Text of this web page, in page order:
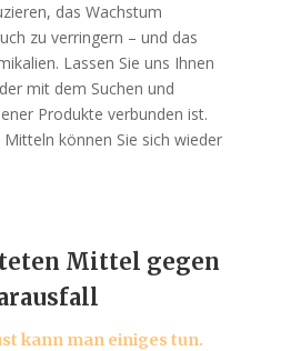
das Wachstum
zu verringern – und das
Lassen Sie uns Ihnen
mit dem Suchen und
Produkte verbunden ist.
können Sie sich wieder
Mittel gegen
kann man einiges tun.